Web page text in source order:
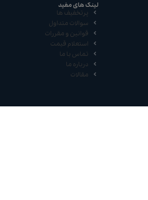
لینک های مفید
پرتخفیف ها
سوالات متداول
قوانین و مقررات
استعلام قیمت
تماس با ما
درباره ما
مقالات